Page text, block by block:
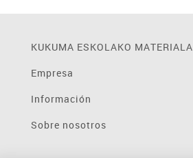
KUKUMA ESKOLAKO MATERIALA
Empresa
Información
Sobre nosotros